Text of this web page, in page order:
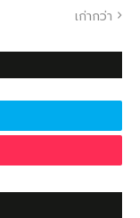
เก่ากว่า